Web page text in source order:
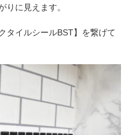
りに見えます。
タイルシールBST】を繋げて